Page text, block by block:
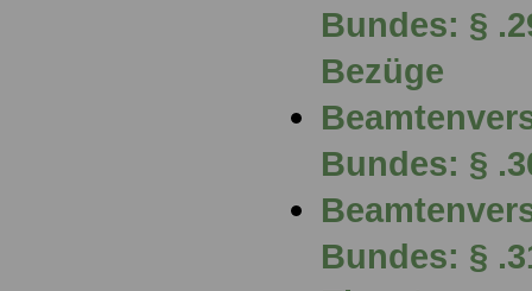
Bundes: §
Bezüge
Bundes: §
Bundes: §